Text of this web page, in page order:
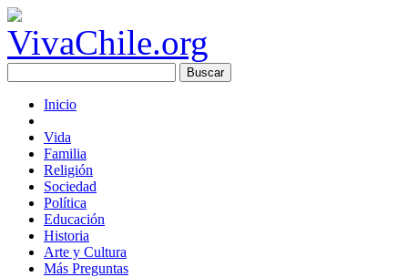
Inicio
Vida
Familia
Religión
Sociedad
Política
Educación
Historia
Arte y Cultura
Más Preguntas